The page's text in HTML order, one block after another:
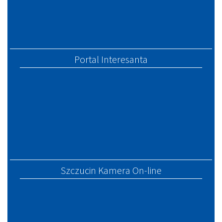
Portal Interesanta
Szczucin Kamera On-line